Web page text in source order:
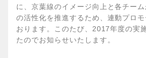
に、京葉線のイメージ向上と各チー
の活性化を推進するため、連動プロ
おります。このたび、2017年度の実
たのでお知らせいたします。